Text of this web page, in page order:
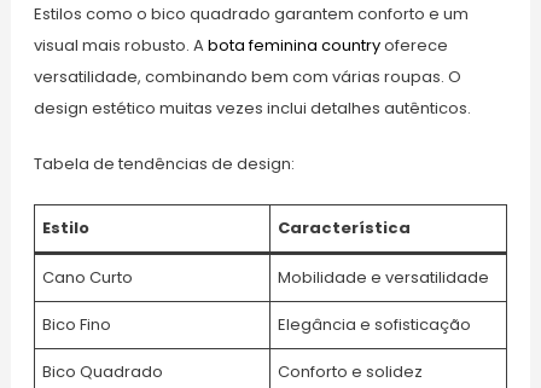
Estilos como o bico quadrado garantem conforto e um
visual mais robusto. Abota feminina countryoferece
versatilidade, combinando bem com várias roupas. O
design estético muitas vezes inclui detalhes autênticos.
Tabela de tendências de design:
Estilo Característica
Cano Curto Mobilidade e versatilidade
Bico Fino Elegância e sofisticação
Bico Quadrado Conforto e solidez